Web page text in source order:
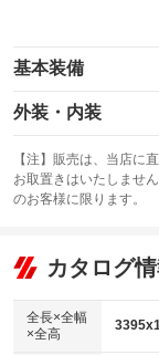
基本装備
エアバッグ：運転
：装備あり
：装備なし
サンルーフ
：装備なし
リフトアップ
：装備なし
：装備なし
パワーウィンドウ
外装・内装
カーナビ：メモリ
：装備あり
TV
：装備なし
ビジュアル：-／
：装備あり
：装備なし
革シート
【注】販売は、当店に
お取置きはいたしませ
のお客様に限ります。
カタログ
全長×全幅
×全高